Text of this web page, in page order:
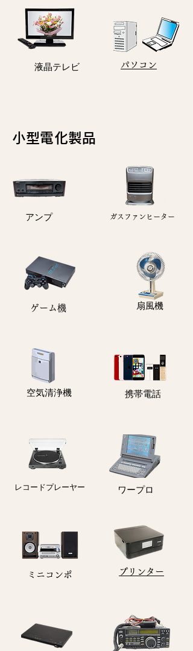
​液晶テレビ パソコン
小型電化製品
アンプ ガスファンヒーター
ゲーム機 扇風機
​空気清浄機 携帯電話
レコードプレーヤー ワープロ
​ミニコンポ プリンター